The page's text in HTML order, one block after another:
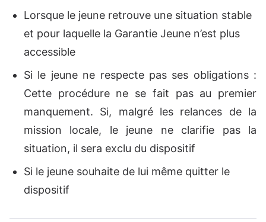
Lorsque le jeune retrouve une situation stable
et pour laquelle la Garantie Jeune n’est plus
accessible
Si le jeune ne respecte pas ses obligations :
Cette procédure ne se fait pas au premier
manquement. Si, malgré les relances de la
mission locale, le jeune ne clarifie pas la
situation, il sera exclu du dispositif
Si le jeune souhaite de lui même quitter le
dispositif